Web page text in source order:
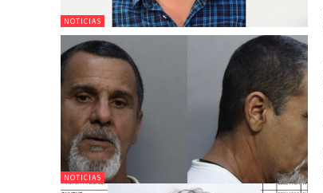
NOTICIAS
NOTICIAS